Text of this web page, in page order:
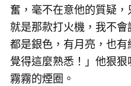
奮，毫不在意他的質疑，
就是那款打火機，我不
都是銀色，有月亮，也
覺得這麼熟悉！」他狠
霧霧的煙圈。